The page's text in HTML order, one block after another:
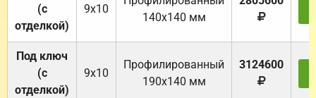
(с
отделкой)
9х10
140х140 мм
Под ключ
(с
отделкой)
9х10
Профилированный
190х140 мм
3124600